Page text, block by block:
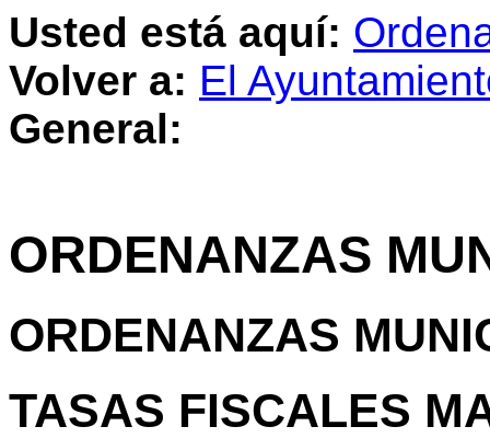
Usted está aquí:
Volver a: El
General:
ORDENANZAS
ORDENANZAS
TASAS FISCALES